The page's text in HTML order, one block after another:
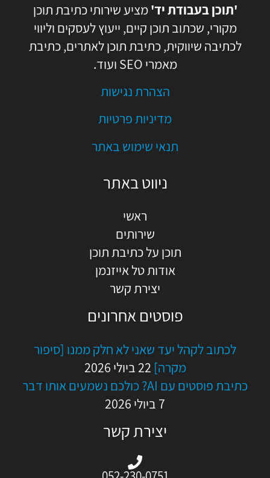
'תוכן בעבודת יד'מציע שירותי כתיבת תוכן
מקורי, שכתוב תוכן קיים, ייעוץ לעסקים וליווי
לכתיבה שיווקית, כתיבת תוכן לאתרים, כתיבת
מאמרי SEO ועוד.
הצהרת נגישות
מדיניות פרטיות
תנאי שימוש באתר
ניווט באתר
ראשי
שירותים
תוכן על כתיבת תוכן
אודות טל אייזנמן
יצירת קשר
פוסטים אחרונים
לכתוב לקהל יעד שאני לא חלק ממנו [סיפור
מקרה] 22 ביולי 2026
כתיבת פוסטים עם AI? כולכם נשמעים אותו דבר
7 ביולי 2026
יצירת קשר